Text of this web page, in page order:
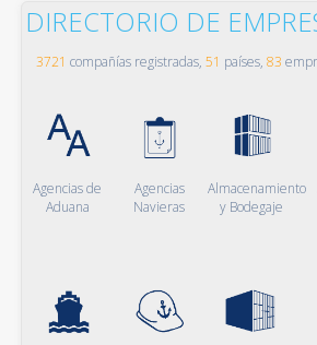
DIRECTORIO DE
3721 compañías registradas, 51 países, 83
Agencias de
Aduana
Agencias
Navieras
Almacenamiento
y Bodegaje